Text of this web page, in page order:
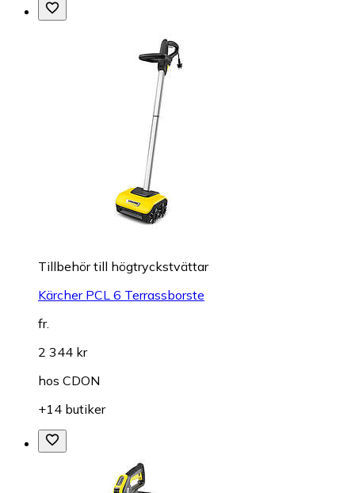
Tillbehör till högtryckstvättar
Kärcher PCL 6 Terrassborste
fr.
2 344 kr
hos CDON
+14 butiker